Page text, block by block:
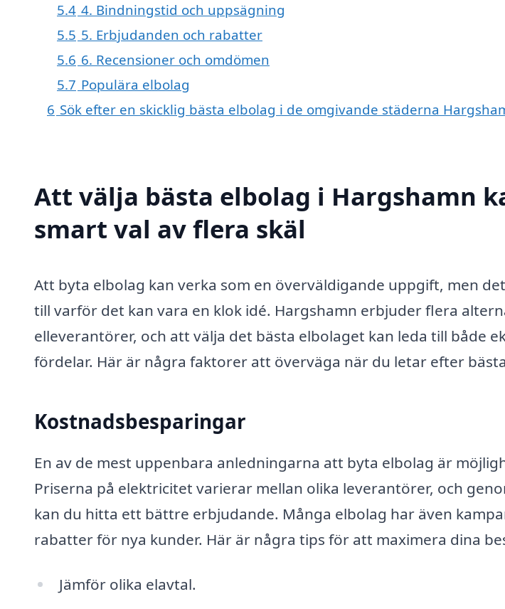
5.4 4. Bindningstid och uppsägning
5.5 5. Erbjudanden och rabatter
5.6 6. Recensioner och omdömen
5.7 Populära elbolag
6 Sök efter en skicklig bästa elbolag i de omgivande städerna
Att välja bästa elbolag i Hargshamn
smart val av flera skäl
Att byta elbolag kan verka som en överväldigande uppgift, men
till varför det kan vara en klok idé. Hargshamn erbjuder flera
elleverantörer, och att välja det bästa elbolaget kan leda till både
fördelar. Här är några faktorer att överväga när du letar efter
Kostnadsbesparingar
En av de mest uppenbara anledningarna att byta elbolag är
Priserna på elektricitet varierar mellan olika leverantörer, och
kan du hitta ett bättre erbjudande. Många elbolag har även
rabatter för nya kunder. Här är några tips för att maximera dina
Jämför olika elavtal.